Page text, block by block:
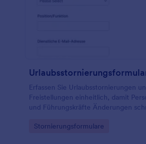
Erfassen Sie Urlaubsstornierungen
Freistellungen einheitlich, damit
und Führungskräfte Änderungen
jede Formularantwort zentral
Go to Category:
Stornierungsformulare